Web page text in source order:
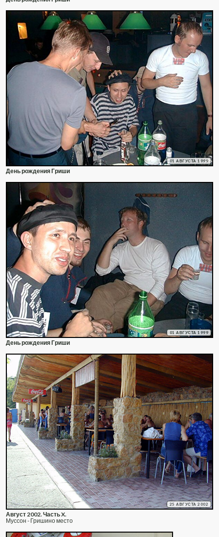
01 АВГУСТА 1999
День рождения Гриши
01 АВГУСТА 1999
День рождения Гриши
25 АВГУСТА 2002
Август 2002. Часть X.
Муссон - Гришино место